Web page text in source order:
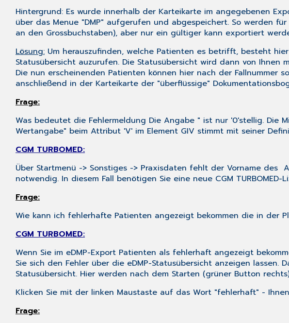
Hintergrund: Es wurde innerhalb der Karteikarte im angegebenen
über das Menue "DMP" aufgerufen und abgespeichert. So werden
an den Grossbuchstaben), aber nur ein gültiger kann exportiert
Lösung: Um herauszufinden, welche Patienten es betrifft, besteht
Statusübersicht auzurufen. Die Statusübersicht wird dann von
Die nun erscheinenden Patienten können hier nach der Fallnummer
anschließend in der Karteikarte der "überflüssige"
Frage:
Was bedeutet die Fehlermeldung Die Angabe " ist nur '0'stellig. Die
Wertangabe" beim Attribut 'V' im Element GIV stimmt mit seiner
CGM TURBOMED:
Über Startmenü -> Sonstiges -> Praxisdaten fehlt der Vorname des
notwendig. In diesem Fall benötigen Sie eine neue CGM TURBOMED-
Frage:
Wie kann ich fehlerhafte Patienten angezeigt bekommen die in der
CGM TURBOMED:
Wenn Sie im eDMP-Export Patienten als fehlerhaft angezeigt
Sie sich den Fehler über die eDMP-Statusübersicht anzeigen lassen.
Statusübersicht. Hier werden nach dem Starten (grüner Button
Klicken Sie mit der linken Maustaste auf das Wort "fehlerhaft" -
Frage: